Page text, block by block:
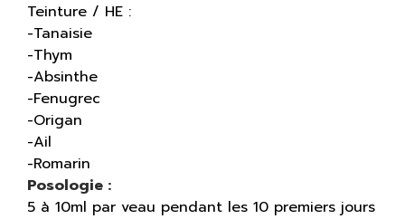
Teinture / HE :
-Tanaisie
-Thym
-Absinthe
-Fenugrec
-Origan
-Ail
-Romarin
Posologie :
5 à 10ml par veau pendant les 10 premiers jours